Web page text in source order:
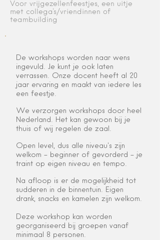
Voor vrijgezellenfeestjes, een uitje
met collega's/vriendinnen of
teambuilding
De workshops worden naar wens
ingevuld. Je kunt je ook laten
verrassen. Onze docent heeft al 20
jaar ervaring en maakt van iedere les
een feestje.
We verzorgen workshops door heel
Nederland. Het kan gewoon bij je
thuis of wij regelen de zaal.
Open level, dus alle niveau's zijn
welkom - beginner of gevorderd - je
traint op eigen niveau en tempo.
Na afloop is er de mogelijkheid tot
sudderen in de binnentuin. Eigen
drank, snacks en kamelen zijn welkom.
Deze workshop kan worden
georganiseerd bij groepen vanaf
minimaal 8 personen.